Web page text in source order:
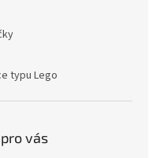
typu Lego
vás